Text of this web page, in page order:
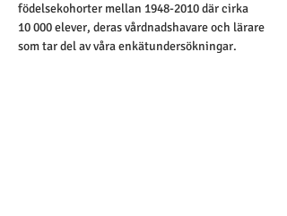
födelsekohorter mellan 1948-2010 där cirka
10 000 elever, deras vårdnadshavare och lärare
som tar del av våra enkätundersökningar.